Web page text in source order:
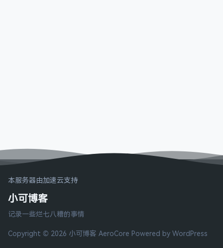
本服务器由加速云支持
小可博客
记录一些烂七八糟的事情
Copyright © 2026 小可博客 AeroCore Powered by WordPress